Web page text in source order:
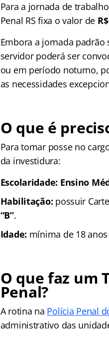
Para a jornada de
Penal RS fixa o valor de
Embora a jornada
servidor poderá ser
ou em período noturno,
as necessidades
O que é
Para tomar posse no
da investidura:
Escolaridade: Ensino
Habilitação: possuir
“B”.
Idade: mínima de 18
O que faz um
Penal?
A rotina na Polícia Penal
administrativo das